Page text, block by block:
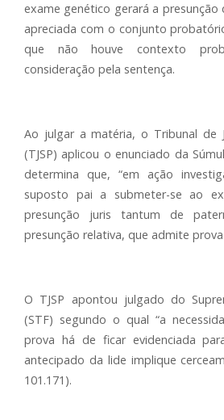
exame genético gerará a
apreciada com o conjunto
que não houve contexto
consideração pela sentença.
Ao julgar a matéria, o Tribunal de
(TJSP) aplicou o enunciado da
determina que, “em ação
suposto pai a submeter-se ao
presunção juris tantum de
presunção relativa, que admite
O TJSP apontou julgado do
(STF) segundo o qual “a
prova há de ficar evidenciada
antecipado da lide implique
101.171).